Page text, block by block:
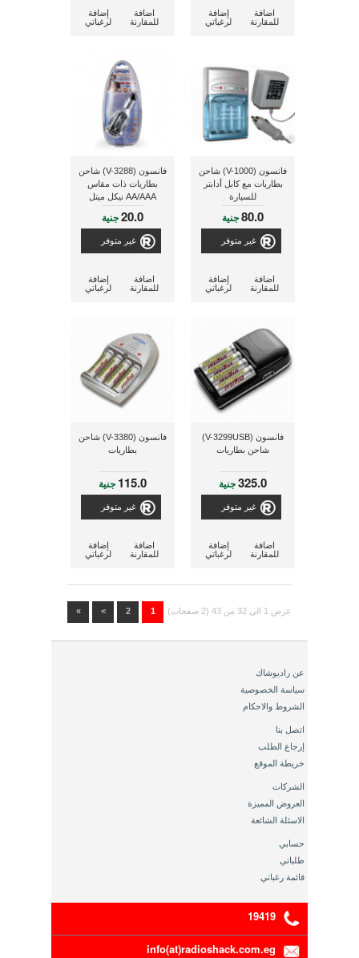
إضافة
لرغباتي
اضافة
للمقارنة
إضافة
لرغباتي
اضافة
للمقارنة
فانسون (V-1000) شاحن
بطاريات مع كابل أدابتر
للسيارة
80.0جنية
غير متوفر
إضافة
لرغباتي
اضافة
للمقارنة
فانسون (V-3288) شاحن
بطاريات ذات مقاس
AA/AAA نيكل ميتل
هيدريد/نيكل كادميوم
20.0جنية
غير متوفر
إضافة
لرغباتي
اضافة
للمقارنة
فانسون (V-3299USB)
شاحن بطاريات
325.0جنية
غير متوفر
إضافة
لرغباتي
اضافة
للمقارنة
فانسون (V-3380) شاحن
بطاريات
115.0 جنية
غير متوفر
إضافة
لرغباتي
اضافة
للمقارنة
1
2
>
» عرض 1 الى 32 من 43 (2 صفحات)
عن راديوشاك
سياسة الخصوصية
الشروط والاحكام
اتصل بنا
إرجاع الطلب
خريطة الموقع
الشركات
العروض المميزة
الاسئلة الشائعة
حسابي
طلباتي
قائمة رغباتي
19419
info(at)radioshack.com.eg